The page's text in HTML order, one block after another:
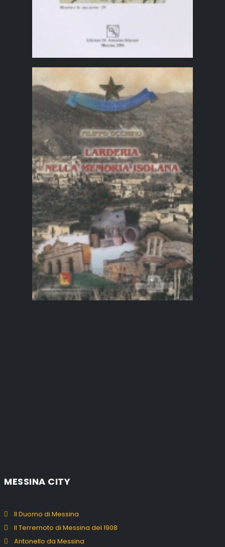
MESSINA CITY
Il Duomo di Messina
Il Terremoto di Messina del 1908
Antonello da Messina